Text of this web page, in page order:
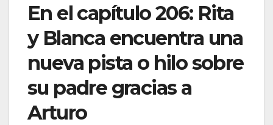
En el capítulo 206: Rita
y Blanca encuentra una
nueva pista o hilo sobre
su padre gracias a
Arturo